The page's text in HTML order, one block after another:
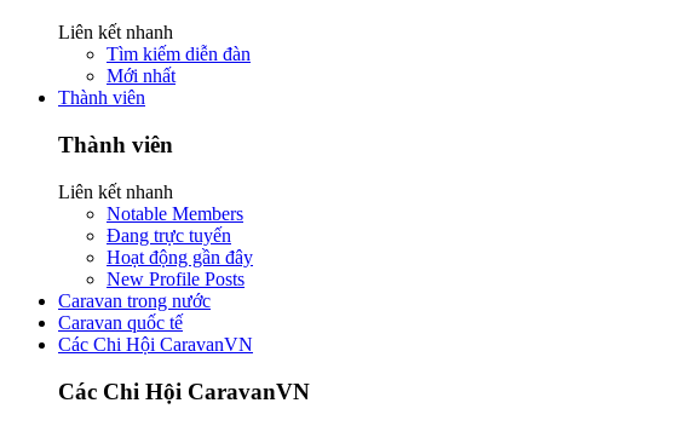
Liên kết nhanh
Tìm kiếm diễn đàn
Mới nhất
Thành viên
Thành viên
Liên kết nhanh
Notable Members
Đang trực tuyến
Hoạt động gần đây
New Profile Posts
Caravan trong nước
Caravan quốc tế
Các Chi Hội CaravanVN
Các Chi Hội CaravanVN